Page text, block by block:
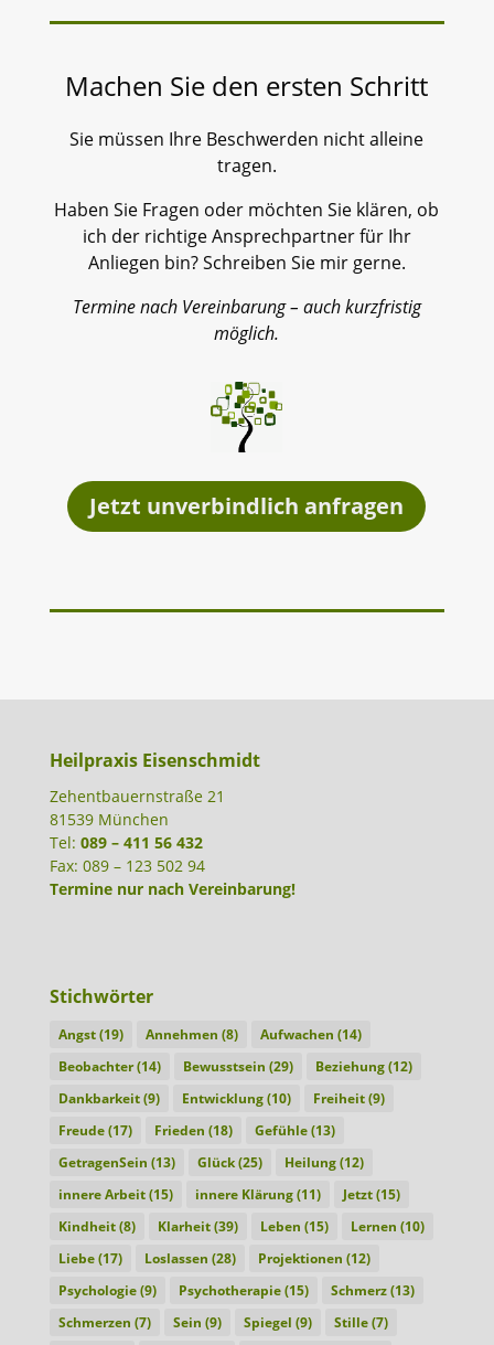
Machen Sie den ersten Schritt
Sie müssen Ihre Beschwerden nicht alleine
tragen.
Haben Sie Fragen oder möchten Sie klären, ob
ich der richtige Ansprechpartner für Ihr
Anliegen bin? Schreiben Sie mir gerne.
Termine nach Vereinbarung – auch kurzfristig
möglich.
Jetzt unverbindlich anfragen
Heilpraxis Eisenschmidt
Zehentbauernstraße 21
81539 München
Tel: 089 – 411 56 432
Fax: 089 – 123 502 94
Termine nur nach Vereinbarung!
Stichwörter
Angst(19) Annehmen (8) Aufwachen (14)
Beobachter(14) Bewusstsein (29) Beziehung(12)
Dankbarkeit(9) Entwicklung(10) Freiheit(9)
Freude(17) Frieden (18) Gefühle(13)
GetragenSein (13) Glück(25) Heilung(12)
innere Arbeit(15) innere Klärung(11) Jetzt(15)
Kindheit(8) Klarheit(39) Leben (15) Lernen (10)
Liebe(17) Loslassen (28) Projektionen (12)
Psychologie(9) Psychotherapie(15) Schmerz(13)
Schmerzen (7) Sein (9) Spiegel (9) Stille(7)